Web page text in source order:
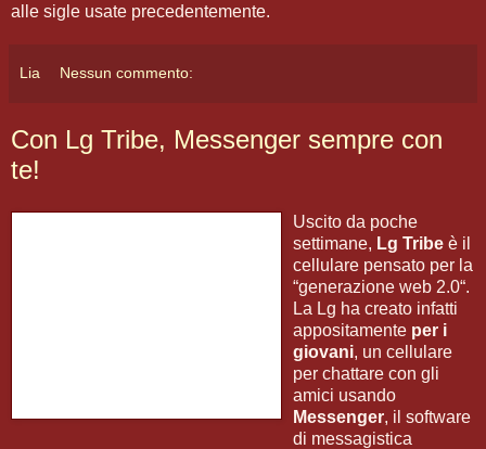
alle sigle usate precedentemente.
Lia Nessun commento:
Con Lg Tribe, Messenger sempre con
te!
Uscito da poche
settimane, Lg Tribe è il
cellulare pensato per la
“generazione web 2.0“.
La Lg ha creato infatti
appositamente per i
giovani, un cellulare
per chattare con gli
amici usando
Messenger, il software
di messagistica